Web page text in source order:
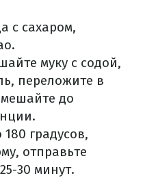
с сахаром,
муку с содой,
переложите в
до
180 градусов,
отправьте
30 минут.